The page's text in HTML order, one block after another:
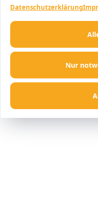
Datenschutzerklärung
Nur